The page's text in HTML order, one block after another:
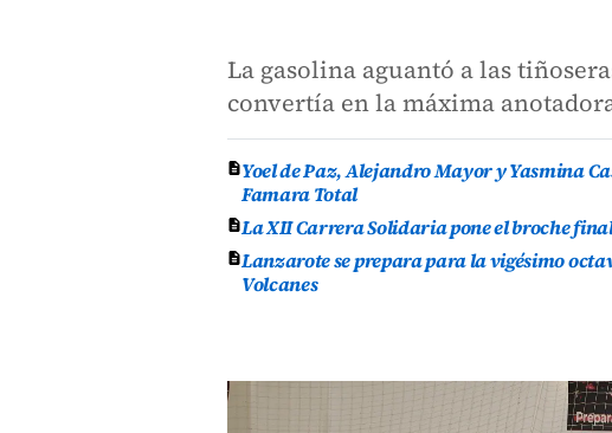
La gasolina aguantó a las
convertía en la máxima
Yoel de Paz, Alejandro Mayor y Yasmina
Famara Total
La XII Carrera Solidaria pone el broche
Lanzarote se prepara para la vigésimo
Volcanes